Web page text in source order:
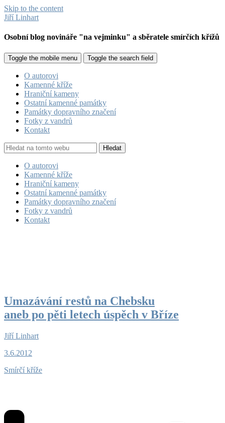
Skip to the content
Jiří Linhart
Osobní blog novináře "na vejminku" a sběratele smírčích křížů
Toggle the mobile menu Toggle the search field
O autorovi
Kamenné kříže
Hraniční kameny
Ostatní kamenné památky
Památky dopravního značení
Fotky z vandrů
Kontakt
Hledat
O autorovi
Kamenné kříže
Hraniční kameny
Ostatní kamenné památky
Památky dopravního značení
Fotky z vandrů
Kontakt
Umazávání restů na Chebsku
aneb po pěti letech úspěch v Bříze
Jiří Linhart
3.6.2012
Smírčí kříže